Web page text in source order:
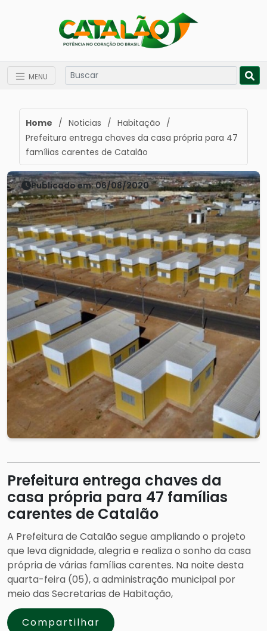
MENU
Home / Noticias / Habitação /
Prefeitura entrega chaves da casa própria para 47
famílias carentes de Catalão
Publicado em: 06/08/2020
Prefeitura entrega chaves da
casa própria para 47 famílias
carentes de Catalão
A Prefeitura de Catalão segue ampliando o projeto
que leva dignidade, alegria e realiza o sonho da casa
própria de várias famílias carentes. Na noite desta
quarta-feira (05), a administração municipal por
meio das Secretarias de Habitação,
Compartilhar